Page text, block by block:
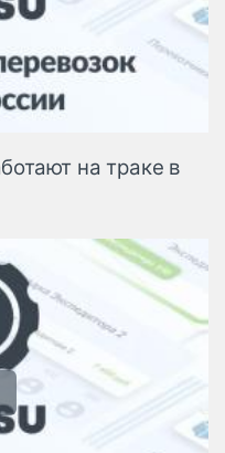
на траке в